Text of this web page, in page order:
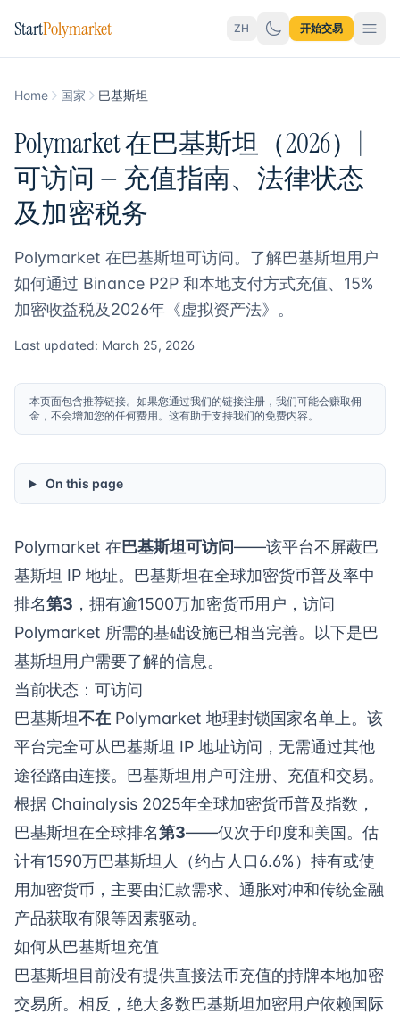
StartPolymarket ZH 开始交易
Home 国家 巴基斯坦
Polymarket 在巴基斯坦（2026）|
可访问 — 充值指南、法律状态
及加密税务
Polymarket 在巴基斯坦可访问。了解巴基斯坦用户
如何通过 Binance P2P 和本地支付方式充值、15%
加密收益税及2026年《虚拟资产法》。
Last updated: March 25, 2026
本页面包含推荐链接。如果您通过我们的链接注册，我们可能会赚取佣
金，不会增加您的任何费用。这有助于支持我们的免费内容。
On this page
Polymarket 在巴基斯坦可访问——该平台不屏蔽巴
基斯坦 IP 地址。巴基斯坦在全球加密货币普及率中
排名第3 ，拥有逾1500万加密货币用户，访问
Polymarket 所需的基础设施已相当完善。以下是巴
基斯坦用户需要了解的信息。
当前状态：可访问
巴基斯坦不在 Polymarket 地理封锁国家名单上。该
平台完全可从巴基斯坦 IP 地址访问，无需通过其他
途径路由连接。巴基斯坦用户可注册、充值和交易。
根据 Chainalysis 2025年全球加密货币普及指数，
巴基斯坦在全球排名第3——仅次于印度和美国。估
计有1590万巴基斯坦人（约占人口6.6%）持有或使
用加密货币，主要由汇款需求、通胀对冲和传统金融
产品获取有限等因素驱动。
如何从巴基斯坦充值
巴基斯坦目前没有提供直接法币充值的持牌本地加密
交易所。相反，绝大多数巴基斯坦加密用户依赖国际